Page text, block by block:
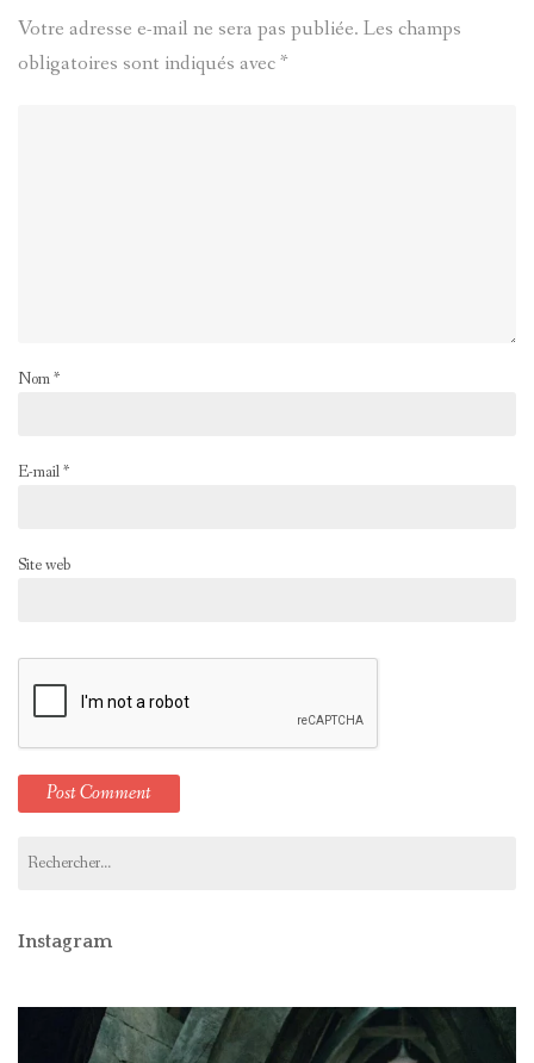
Votre adresse e-mail ne sera pas publiée. Les champs
obligatoires sont indiqués avec*
Nom*
E-mail*
Site web
Instagram